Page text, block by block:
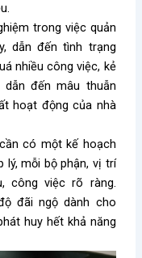
trong việc quản
dẫn đến tình trạng
nhiều công việc, kẻ
đến mâu thuẫn
hoạt động của nhà
có một kế hoạch
lý, mỗi bộ phận, vị trí
công việc rõ ràng.
đãi ngộ dành cho
huy hết khả năng